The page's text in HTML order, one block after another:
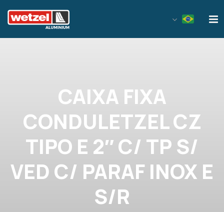
CAIXA FIXA
CONDULETZEL CZ
TIPO E 2″ C/ TP S/
VED C/ PARAF INOX E
S/R